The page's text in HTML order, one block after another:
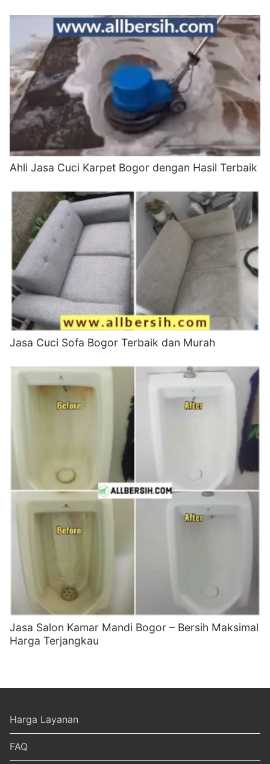
Ahli Jasa Cuci Karpet Bogor dengan Hasil Terbaik
Jasa Cuci Sofa Bogor Terbaik dan Murah
Jasa Salon Kamar Mandi Bogor – Bersih Maksimal
Harga Terjangkau
Harga Layanan
FAQ